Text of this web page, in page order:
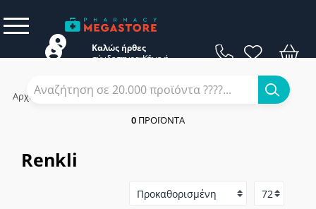
Καλώς ήρθες
Κάνε
σύνδεση ή
εγγραφή
Αρχική / Εταιρίες
Renkli
0 ΠΡΟΪΌΝΤΑ
Renkli